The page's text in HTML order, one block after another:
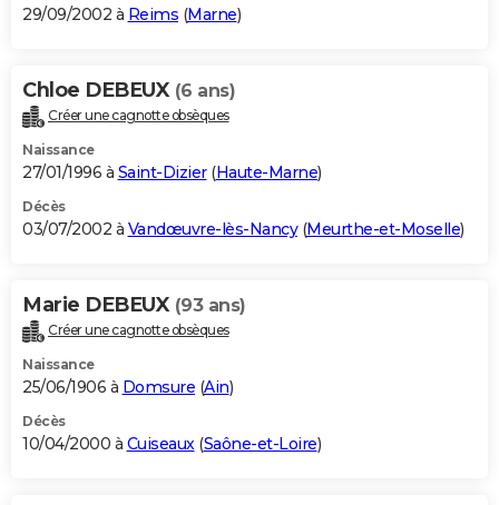
29/09/2002 à Reims (Marne)
Chloe DEBEUX (6 ans)
Créer une cagnotte obsèques
Naissance
27/01/1996 à Saint-Dizier(Haute-Marne)
Décès
03/07/2002 à Vandœuvre-lès-Nancy(Meurthe-et-Moselle)
Marie DEBEUX (93 ans)
Créer une cagnotte obsèques
Naissance
25/06/1906 à Domsure (Ain)
Décès
10/04/2000 à Cuiseaux (Saône-et-Loire)